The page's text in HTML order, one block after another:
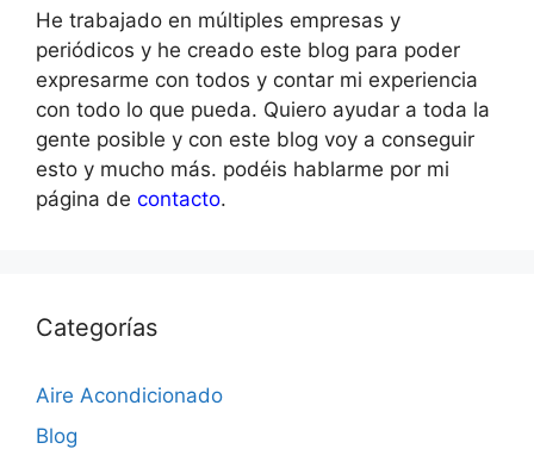
He trabajado en múltiples empresas y
periódicos y he creado este blog para poder
expresarme con todos y contar mi experiencia
con todo lo que pueda. Quiero ayudar a toda la
gente posible y con este blog voy a conseguir
esto y mucho más. podéis hablarme por mi
página de contacto.
Categorías
Aire Acondicionado
Blog